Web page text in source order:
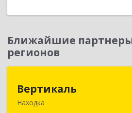
Ближайшие
регионов
Вертикаль
Находка